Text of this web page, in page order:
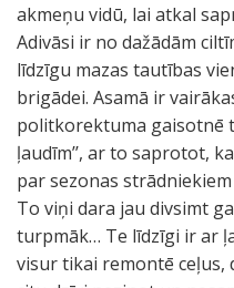
akmeņu vidū, lai atkal
Adivāsi ir no dažādām
līdzīgu mazas tautības
brigādei. Asamā ir
politkorektuma gaisotnē
ļaudīm’’, ar to saprotot,
par sezonas
To viņi dara jau divsimt
turpmāk… Te līdzīgi ir ar
visur tikai remontē ceļus,